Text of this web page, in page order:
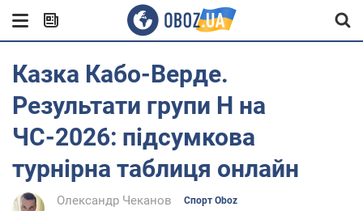
Казка Кабо-Верде.
Результати групи Н на
ЧС-2026: підсумкова
турнірна таблиця онлайн
Олександр Чеканов Спорт Oboz